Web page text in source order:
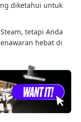
diketahui untuk
tetapi Anda
hebat di